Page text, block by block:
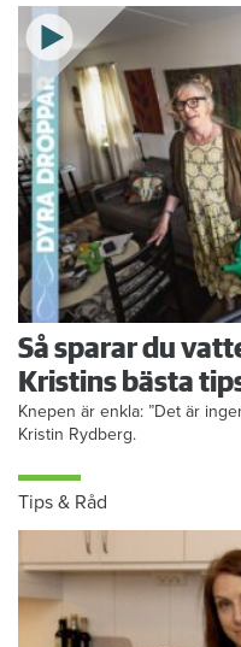
Så sparar du
Kristins bästa
Knepen är enkla: ”Det är
Kristin Rydberg.
Tips & Råd